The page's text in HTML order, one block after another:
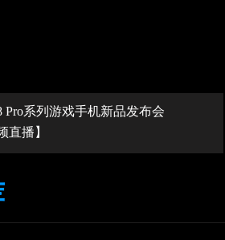
Pro系列游戏手机新品发布会
直播】